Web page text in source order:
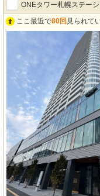
ONEタワー札幌ステー
ここ最近で80回 見られて